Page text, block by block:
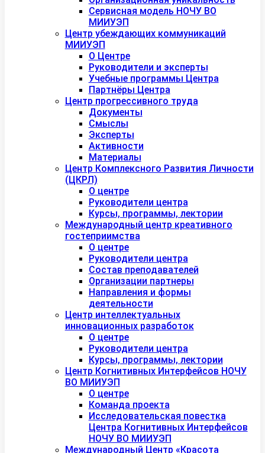
Сервисная модель НОЧУ ВО
МИИУЭП
Центр убеждающих коммуникаций
МИИУЭП
О Центре
Руководители и эксперты
Учебные программы Центра
Партнёры Центра
Центр прогрессивного труда
Документы
Смыслы
Эксперты
Активности
Материалы
Центр Комплексного Развития Личности
(ЦКРЛ)
О центре
Руководители центра
Курсы, программы, лектории
Международный центр креативного
гостеприимства
О центре
Руководители центра
Состав преподавателей
Организации партнеры
Направления и формы
деятельности
Центр интеллектуальных
инновационных разработок
О центре
Руководители центра
Курсы, программы, лектории
Центр Когнитивных Интерфейсов НОЧУ
ВО МИИУЭП
О центре
Команда проекта
Исследовательская повестка
Центра Когнитивных Интерфейсов
НОЧУ ВО МИИУЭП
Международный Центр «Красота